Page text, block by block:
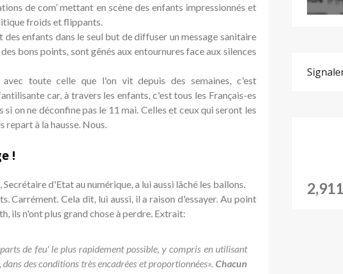
de com’ mettant en scène des enfants impressionnés et
froids et flippants.
enfants dans le seul but de diffuser un message sanitaire
bons points, sont gênés aux entournures face aux silences
toute celle que l'on vit depuis des semaines, c'est
car, à travers les enfants, c'est tous les Français-es
on ne déconfine pas le 11 mai. Celles et ceux qui seront les
repart à la hausse. Nous.
!
Secrétaire d'Etat au numérique, a lui aussi lâché les ballons.
Carrément. Cela dit, lui aussi, il a raison d'essayer. Au point
ils n'ont plus grand chose à perdre. Extrait:
de feu' le plus rapidement possible, y compris en utilisant
des conditions très encadrées et proportionnées». Chacun